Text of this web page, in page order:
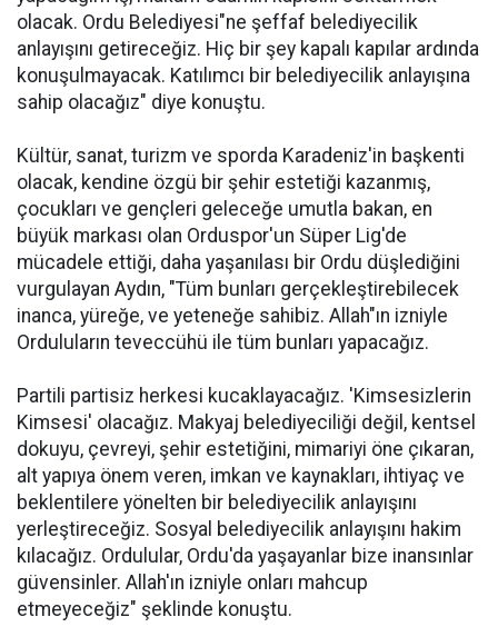
olacak. Ordu Belediyesi"ne şeffaf belediyecilik
anlayışını getireceğiz. Hiç bir şey kapalı kapılar ardında
konuşulmayacak. Katılımcı bir belediyecilik anlayışına
sahip olacağız" diye konuştu.
Kültür, sanat, turizm ve sporda Karadeniz'in başkenti
olacak, kendine özgü bir şehir estetiği kazanmış,
çocukları ve gençleri geleceğe umutla bakan, en
büyük markası olan Orduspor'un Süper Lig'de
mücadele ettiği, daha yaşanılası bir Ordu düşlediğini
vurgulayan Aydın, "Tüm bunları gerçekleştirebilecek
inanca, yüreğe, ve yeteneğe sahibiz. Allah"ın izniyle
Orduluların teveccühü ile tüm bunları yapacağız.
Partili partisiz herkesi kucaklayacağız. 'Kimsesizlerin
Kimsesi' olacağız. Makyaj belediyeciliği değil, kentsel
dokuyu, çevreyi, şehir estetiğini, mimariyi öne çıkaran,
alt yapıya önem veren, imkan ve kaynakları, ihtiyaç ve
beklentilere yönelten bir belediyecilik anlayışını
yerleştireceğiz. Sosyal belediyecilik anlayışını hakim
kılacağız. Ordulular, Ordu'da yaşayanlar bize inansınlar
güvensinler. Allah'ın izniyle onları mahcup
etmeyeceğiz" şeklinde konuştu.